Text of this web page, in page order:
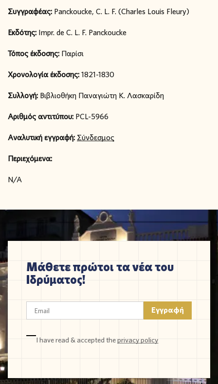
Συγγραφέας: Panckoucke, C. L. F. (Charles Louis Fleury)
Εκδότης: Impr. de C. L. F. Panckoucke
Τόπος έκδοσης: Παρίσι
Χρονολογία έκδοσης:1821-1830
Συλλογή: Βιβλιοθήκη Παναγιώτη Κ. Λασκαρίδη
Αριθμός αντιτύπου: PCL-5966
Αναλυτική εγγραφή: Σύνδεσμος
Περιεχόμενα:
N/A
Μάθετε πρώτοι τα νέα του
Ιδρύματος!
I have read & accepted theprivacy policy